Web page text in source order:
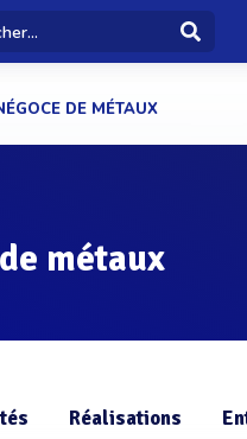
DE MÉTAUX
métaux
Réalisations